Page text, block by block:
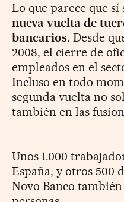
Lo que parece que
nueva vuelta de
bancarios. Desde
2008, el cierre de
empleados en el
Incluso en todo
segunda vuelta no
también en las
Unos 1.000
España, y otros 500
Novo Banco